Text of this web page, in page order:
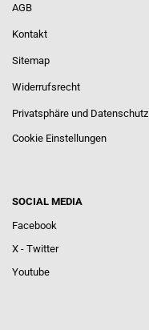
AGB
Kontakt
Sitemap
Widerrufsrecht
Privatsphäre und Datenschutz
Cookie Einstellungen
SOCIAL MEDIA
Facebook
X - Twitter
Youtube